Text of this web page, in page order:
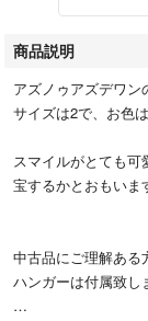
商品説明
アズノゥアズデワン
サイズは2で、お色
スマイルがとても
宝するかとおもいま
中古品にご理解ある
ハンガーは付属致し